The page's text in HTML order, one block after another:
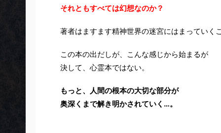
それともすべては幻想なのか？
著者はますます精神世界の迷宮にはまっていく
この本の出だしが、こんな感じから始まるが
決して、心霊本ではない。
もっと、人間の根本の大切な部分が
奥深くまで解き明かされていく…。